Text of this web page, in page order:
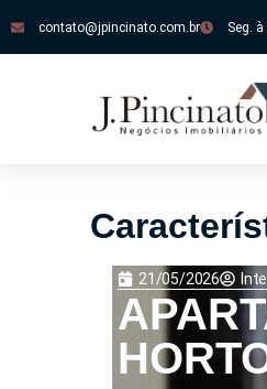
contato@jpincinato.com.br Seg.
21/05/2026